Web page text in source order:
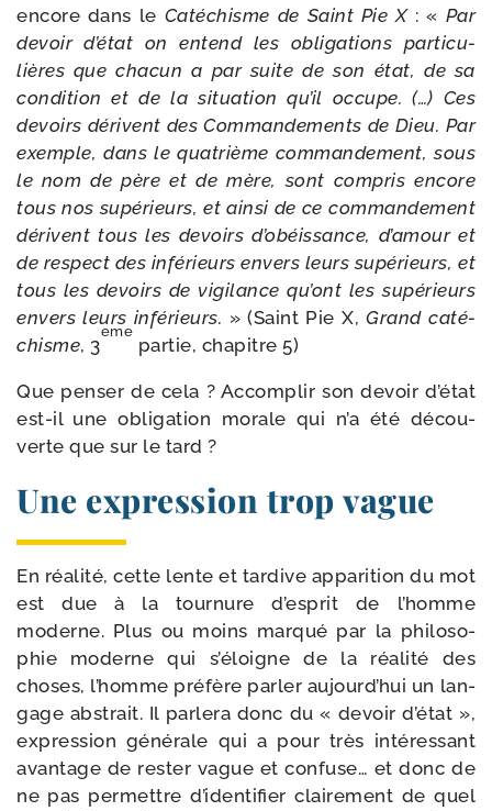
encore dans le Catéchisme de Saint Pie X: « Par
devoir d’é­tat on entend les obli­ga­tions par­ti­cu­
lières que cha­cun a par suite de son état, de sa
condi­tion et de la situa­tion qu’il occupe. (…) Ces
devoirs dérivent des Commandements de Dieu. Par
exemple, dans le qua­trième com­man­de­ment, sous
le nom de père et de mère, sont com­pris encore
tous nos supé­rieurs, et ain­si de ce com­man­de­ment
dérivent tous les devoirs d’o­béis­sance, d’a­mour et
de res­pect des infé­rieurs envers leurs supé­rieurs, et
tous les devoirs de vigi­lance qu’ont les supé­rieurs
envers leurs infé­rieurs. » (Saint Pie X,Grand caté­
chisme, 3
eme
par­tie, cha­pitre 5)
Que pen­ser de cela ? Accomplir son devoir d’é­tat
est-​il une obli­ga­tion morale qui n’a été décou­
verte que sur le tard ?
Une expression trop vague
En réa­li­té, cette lente et tar­dive appa­ri­tion du mot
est due à la tour­nure d’es­prit de l’homme
moderne. Plus ou moins mar­qué par la phi­lo­so­
phie moderne qui s’é­loigne de la réa­li­té des
choses, l’homme pré­fère par­ler aujourd’­hui un lan­
gage abs­trait. Il par­le­ra donc du « devoir d’é­tat »,
expres­sion géné­rale qui a pour très inté­res­sant
avan­tage de res­ter vague et confuse… et donc de
ne pas per­mettre d’i­den­ti­fier clai­re­ment de quel